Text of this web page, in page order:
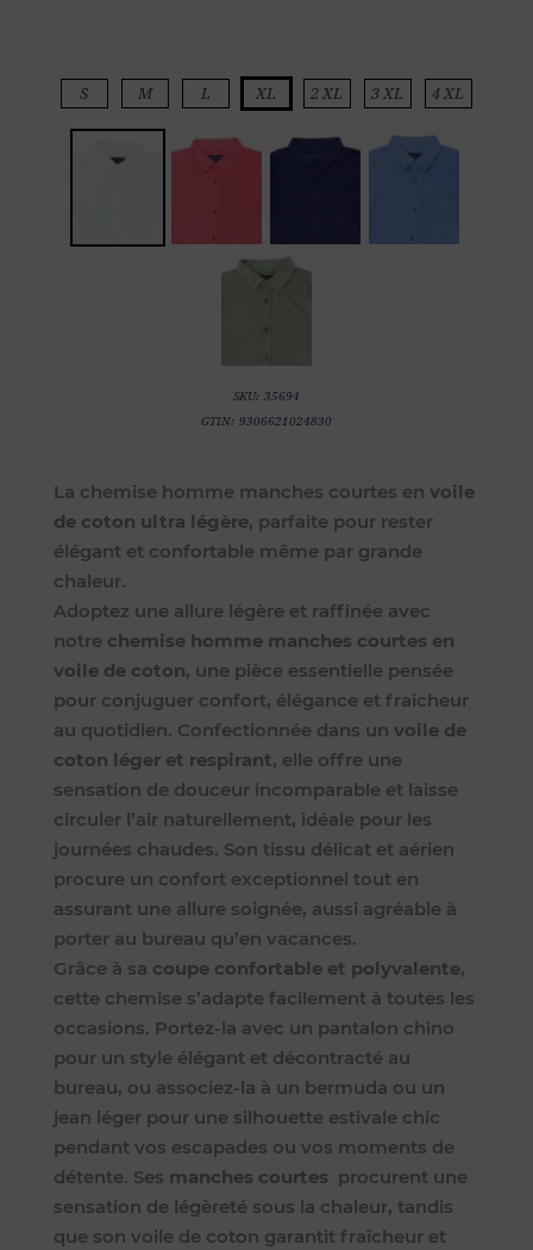
S M L XL 2 XL 3 XL 4 XL
SKU: 35694
GTIN: 9306621024830
La chemise homme manches courtes en voile
de coton ultra légère, parfaite pour rester
élégant et confortable même par grande
chaleur.
Adoptez une allure légère et raffinée avec
notre chemise homme manches courtes en
voile de coton, une pièce essentielle pensée
pour conjuguer confort, élégance et fraîcheur
au quotidien. Confectionnée dans un voile de
coton léger et respirant, elle offre une
sensation de douceur incomparable et laisse
circuler l’air naturellement, idéale pour les
journées chaudes. Son tissu délicat et aérien
procure un confort exceptionnel tout en
assurant une allure soignée, aussi agréable à
porter au bureau qu’en vacances.
Grâce à sa coupe confortable et polyvalente,
cette chemise s’adapte facilement à toutes les
occasions. Portez-la avec un pantalon chino
pour un style élégant et décontracté au
bureau, ou associez-la à un bermuda ou un
jean léger pour une silhouette estivale chic
pendant vos escapades ou vos moments de
détente. Ses manches courtes procurent une
sensation de légèreté sous la chaleur, tandis
que son voile de coton garantit fraîcheur et